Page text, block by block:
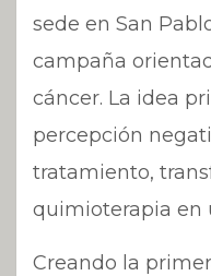
sede en San
campaña
cáncer. La idea
percepción
tratamiento,
quimioterapia en
Creando la